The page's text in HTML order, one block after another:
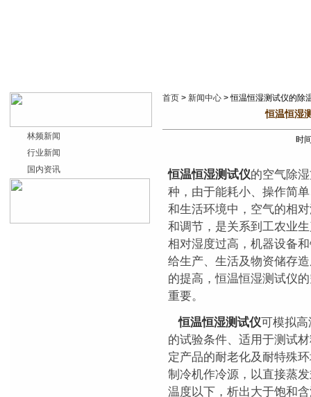
林频新闻
行业新闻
国内资讯
首页 > 新闻中心 > 恒温恒湿测试仪的除
恒温恒湿
时
恒温恒湿测试仪的空气除
种，由于能耗小、操作简
和生活环境中，空气的相
和调节，是关系到工农业
相对湿度过高，机器设备
给生产、生活及物资储存
的提高，恒温恒湿测试仪
重要。
恒温恒湿测试仪可模拟高
的试验条件、适用于测试
定产品的耐老化及耐特殊
制冷机作冷源，以直接蒸
温度以下，析出大于饱和